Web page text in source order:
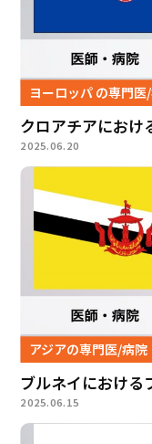
ヨーロッパ の専門医
クロアチアにおけ
2025.06.20
アジアの専門医/病院
ブルネイにおける
2025.06.15